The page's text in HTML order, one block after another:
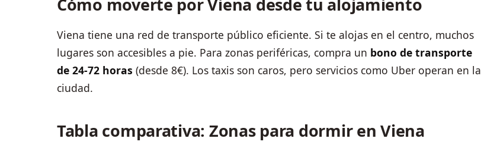
Cómo moverte por Viena desde tu alojamiento
Viena tiene una red de transporte público eficiente. Si te alojas en el centro, muchos
lugares son accesibles a pie. Para zonas periféricas, compra un bono de transporte
de 24-72 horas (desde 8€). Los taxis son caros, pero servicios como Uber operan en la
ciudad.
Tabla comparativa: Zonas para dormir en Viena